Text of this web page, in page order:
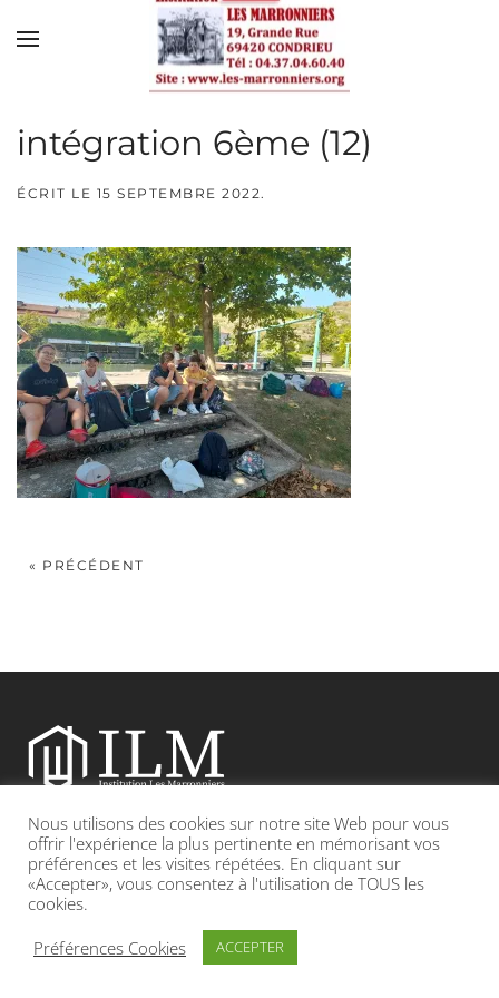
Skip to main content
intégration 6ème (12)
ÉCRIT LE 15 SEPTEMBRE 2022.
« PRÉCÉDENT
Etablissement catholique sous contrat d’association avec l’Etat
Adresse : 19, Grande rue 69420 CONDRIEU
INFOS LÉGALES POLITIQUE DE CONFIDENTIALITÉ
Nous utilisons des cookies sur notre site Web pour vous
offrir l'expérience la plus pertinente en mémorisant vos
préférences et les visites répétées. En cliquant sur
«Accepter», vous consentez à l'utilisation de TOUS les
cookies.
Préférences Cookies
ACCEPTER